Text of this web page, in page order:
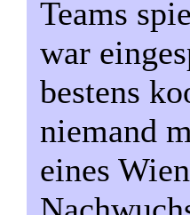
Teams
war
bestens
niemand
eines